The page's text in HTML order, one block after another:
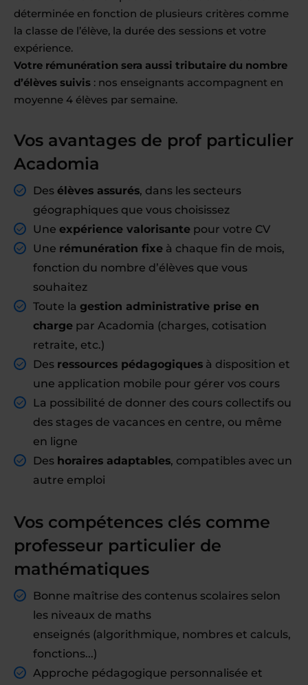
déterminée en fonction de plusieurs critères comme
la classe de l’élève, la durée des sessions et votre
expérience.
Votre rémunération sera aussi tributaire du nombre
d’élèves suivis : nos enseignants accompagnent en
moyenne 4 élèves par semaine.
Vos avantages de prof particulier
Acadomia
Des élèves assurés, dans les secteurs
géographiques que vous choisissez
Une expérience valorisante pour votre CV
Une rémunération fixe à chaque fin de mois,
fonction du nombre d’élèves que vous
souhaitez
Toute la gestion administrative prise en
charge par Acadomia (charges, cotisation
retraite, etc.)
Des ressources pédagogiques à disposition et
une application mobile pour gérer vos cours
La possibilité de donner des cours collectifs ou
des stages de vacances en centre, ou même
en ligne
Des horaires adaptables, compatibles avec un
autre emploi
Vos compétences clés comme
professeur particulier de
mathématiques
Bonne maîtrise des contenus scolaires selon
les niveaux de maths
enseignés (algorithmique, nombres et calculs,
fonctions...)
Approche pédagogique personnalisée et